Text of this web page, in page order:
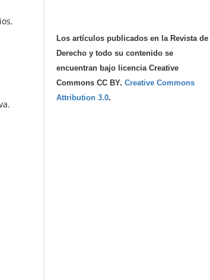
Los artículos publicados en la Revista de
Derecho y todo su contenido se
encuentran bajo licencia Creative
Commons CC BY.Creative Commons
Attribution 3.0.